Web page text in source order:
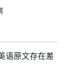
语原文存在差